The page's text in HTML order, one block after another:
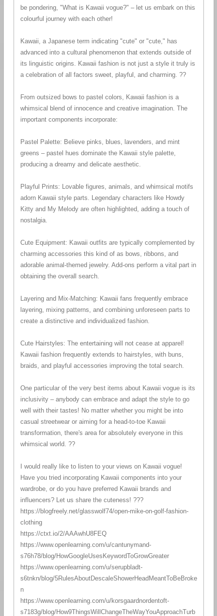
be pondering, "What is Kawaii vogue?" – let us embark on this
colourful journey with each other!
Kawaii, a Japanese term indicating "cute" or "cute," has
advanced into a cultural phenomenon that extends outside of
its linguistic origins. Kawaii fashion is not just a style it truly is
a celebration of all factors sweet, playful, and charming. ??
From outsized bows to pastel colors, Kawaii fashion is a
whimsical blend of innocence and creative imagination. The
important components incorporate:
Pastel Palette: Believe pinks, blues, lavenders, and mint
greens – pastel hues dominate the Kawaii style palette,
producing a dreamy and delicate aesthetic.
Playful Prints: Lovable figures, animals, and whimsical motifs
adorn Kawaii style parts. Legendary characters like Howdy
Kitty and My Melody are often highlighted, adding a touch of
nostalgia.
Cute Equipment: Kawaii outfits are typically complemented by
charming accessories this kind of as bows, ribbons, and
adorable animal-themed jewelry. Add-ons perform a vital part in
obtaining the overall search.
Layering and Mix-Matching: Kawaii fans frequently embrace
layering, mixing patterns, and combining unforeseen parts to
create a distinctive and individualized fashion.
Cute Hairstyles: The entertaining will not cease at apparel!
Kawaii fashion frequently extends to hairstyles, with buns,
braids, and playful accessories improving the total search.
One particular of the very best items about Kawaii vogue is its
inclusivity – anybody can embrace and adapt the style to go
well with their tastes! No matter whether you might be into
casual streetwear or aiming for a head-to-toe Kawaii
transformation, there's area for absolutely everyone in this
whimsical world. ??
I would really like to listen to your views on Kawaii vogue!
Have you tried incorporating Kawaii components into your
wardrobe, or do you have preferred Kawaii brands and
influencers? Let us share the cuteness! ???
https://blogfreely.net/glasswolf74/open-mike-on-golf-fashion-
clothing
https://ctxt.io/2/AAAwhU8FEQ
https://www.openlearning.com/u/cantunymand-
s76h78/blog/HowGoogleUsesKeywordToGrowGreater
https://www.openlearning.com/u/serupbladt-
s6tnkn/blog/5RulesAboutDescaleShowerHeadMeantToBeBroke
n
https://www.openlearning.com/u/korsgaardnordentoft-
s7183g/blog/How9ThingsWillChangeTheWayYouApproachTurb